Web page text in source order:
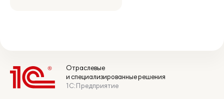
Отраслевые
и специализированные решения
1С:Предприятие